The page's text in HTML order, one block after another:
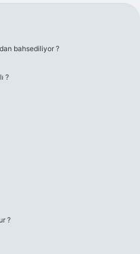
bahsediliyor ?
?
?